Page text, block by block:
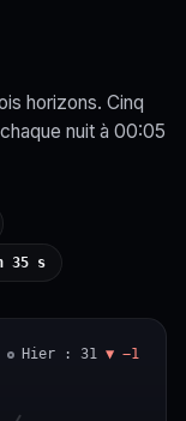
horizons. Cinq
nuit à 00:05
34 s
Hier : 31 ▼ −1